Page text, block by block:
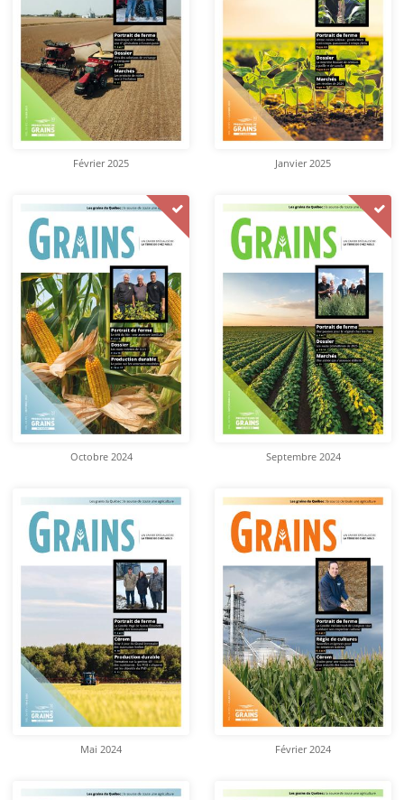
Février 2025 Janvier 2025
Octobre 2024 Septembre 2024
Mai 2024 Février 2024